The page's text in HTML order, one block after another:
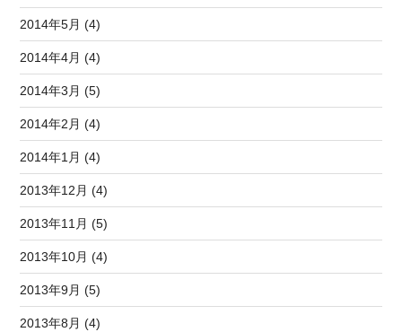
2014年5月 (4)
2014年4月 (4)
2014年3月 (5)
2014年2月 (4)
2014年1月 (4)
2013年12月 (4)
2013年11月 (5)
2013年10月 (4)
2013年9月 (5)
2013年8月 (4)